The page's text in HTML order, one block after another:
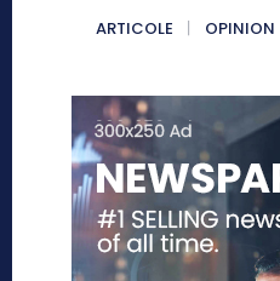
ARTICOLE OPINION